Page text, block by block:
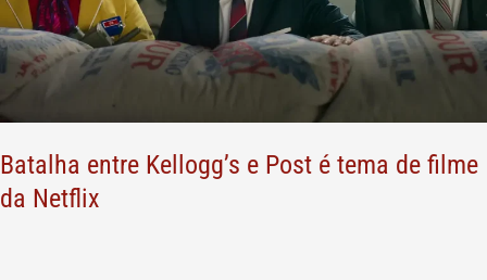
Batalha entre Kellogg’s e Post é tema de filme
da Netflix
tema
de
filme